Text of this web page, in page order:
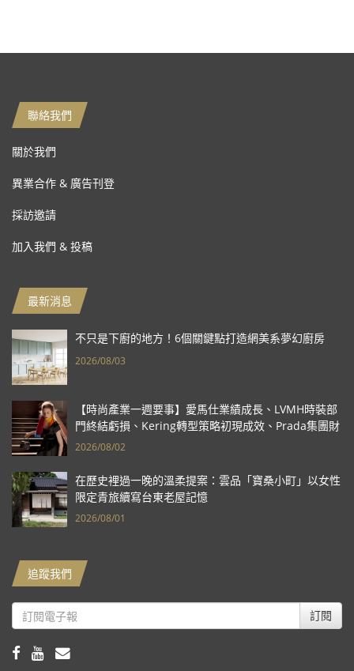
聯絡我們
關於我們
異業合作 & 廣告刊登
採訪邀請
加入我們 & 投稿
最新消息
不只是下廚的地方！6個關鍵點打造網美系夢幻廚房
2026/08/03
【時尚產業一週要事】愛馬仕業績成長、LVMH時裝部
門終結虧損、Kering轉型策略初現成效、Prada集團財
報亮眼
2026/08/02
在歷史裡過一晚的溫柔提案：雲品「寶桑小町」以女性
限定青旅續寫台東老屋記憶
2026/08/01
追蹤我們
訂閱